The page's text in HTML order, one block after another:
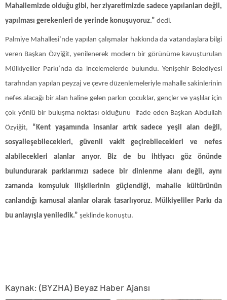
Mahallemizde olduğu gibi, her ziyaretimizde sadece yapılanları değil,
yapılması gerekenleri de yerinde konuşuyoruz.” dedi.
Palmiye Mahallesi’nde yapılan çalışmalar hakkında da vatandaşlara bilgi
veren Başkan Özyiğit, yenilenerek modern bir görünüme kavuşturulan
Mülkiyeliler Parkı’nda da incelemelerde bulundu. Yenişehir Belediyesi
tarafından yapılan peyzaj ve çevre düzenlemeleriyle mahalle sakinlerinin
nefes alacağı bir alan haline gelen parkın çocuklar, gençler ve yaşlılar için
çok yönlü bir buluşma noktası olduğunu ifade eden Başkan Abdullah
Özyiğit, “Kent yaşamında insanlar artık sadece yeşil alan değil,
sosyalleşebilecekleri, güvenli vakit geçirebilecekleri ve nefes
alabilecekleri alanlar arıyor. Biz de bu ihtiyacı göz önünde
bulundurarak parklarımızı sadece bir dinlenme alanı değil, aynı
zamanda komşuluk ilişkilerinin güçlendiği, mahalle kültürünün
canlandığı kamusal alanlar olarak tasarlıyoruz. Mülkiyeliler Parkı da
bu anlayışla yeniledik.” şeklinde konuştu.
Kaynak: (BYZHA) Beyaz Haber Ajansı